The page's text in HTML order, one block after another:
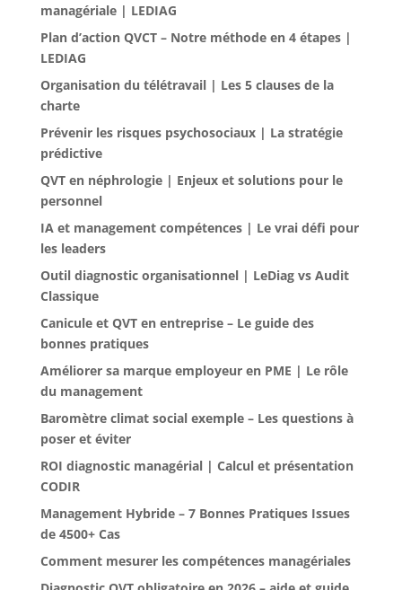
managériale | LEDIAG
Plan d’action QVCT – Notre méthode en 4 étapes |
LEDIAG
Organisation du télétravail | Les 5 clauses de la
charte
Prévenir les risques psychosociaux | La stratégie
prédictive
QVT en néphrologie | Enjeux et solutions pour le
personnel
IA et management compétences | Le vrai défi pour
les leaders
Outil diagnostic organisationnel | LeDiag vs Audit
Classique
Canicule et QVT en entreprise – Le guide des
bonnes pratiques
Améliorer sa marque employeur en PME | Le rôle
du management
Baromètre climat social exemple – Les questions à
poser et éviter
ROI diagnostic managérial | Calcul et présentation
CODIR
Management Hybride – 7 Bonnes Pratiques Issues
de 4500+ Cas
Comment mesurer les compétences managériales